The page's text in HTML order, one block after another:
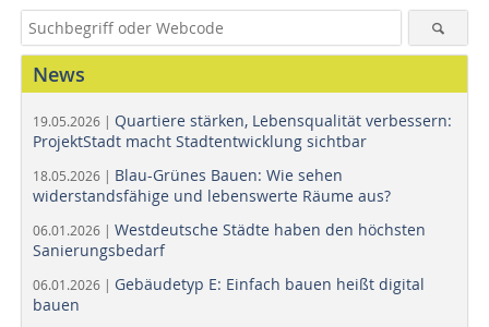
News
19.05.2026 | Quartiere stärken, Lebensqualität verbessern:
ProjektStadt macht Stadtentwicklung sichtbar
18.05.2026 | Blau-Grünes Bauen: Wie sehen
widerstandsfähige und lebenswerte Räume aus?
06.01.2026 | Westdeutsche Städte haben den höchsten
Sanierungsbedarf
06.01.2026 | Gebäudetyp E: Einfach bauen heißt digital
bauen